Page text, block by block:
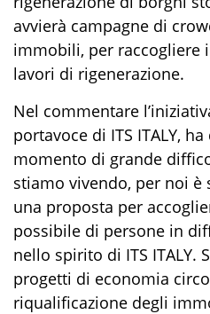
avvierà campagne di
immobili, per raccogliere
lavori di rigenerazione.
Nel commentare
portavoce di ITS ITALY,
momento di grande
stiamo vivendo, per noi è
una proposta per
possibile di persone in
nello spirito di ITS ITALY.
progetti di economia
riqualificazione degli